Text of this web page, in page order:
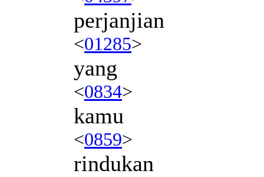
perjanjian
<01285>
yang
<0834>
kamu
<0859>
rindukan